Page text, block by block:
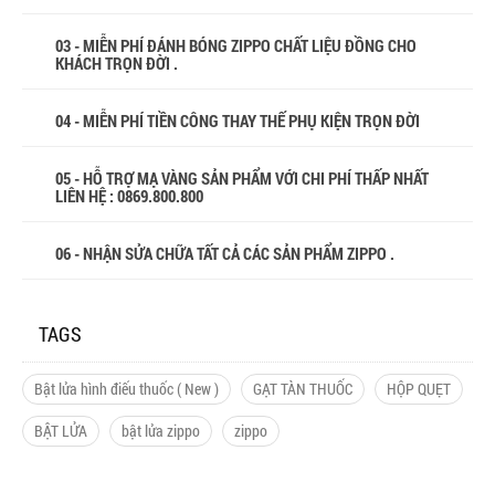
03 - MIỄN PHÍ ĐÁNH BÓNG ZIPPO CHẤT LIỆU ĐỒNG CHO
KHÁCH TRỌN ĐỜI .
04 - MIỄN PHÍ TIỀN CÔNG THAY THẾ PHỤ KIỆN TRỌN ĐỜI
05 - HỖ TRỢ MẠ VÀNG SẢN PHẨM VỚI CHI PHÍ THẤP NHẤT
LIÊN HỆ : 0869.800.800
06 - NHẬN SỬA CHỮA TẤT CẢ CÁC SẢN PHẨM ZIPPO .
TAGS
Bật lửa hình điếu thuốc ( New ) GẠT TÀN THUỐC
HỘP QUẸT
BẬT LỬA
bật lửa zippo zippo